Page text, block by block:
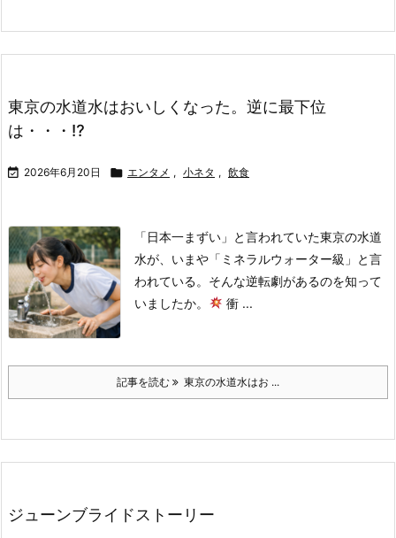
東京の水道水はおいしくなった。逆に最下位
は・・・⁉
 2026年6月20日  エンタメ , 小ネタ , 飲食
「日本一まずい」と言われていた東京の水道
水が、いまや「ミネラルウォーター級」と言
われている。 そんな逆転劇があるのを知って
いましたか。
衝 ...
記事を読む 東京の水道水はお ...
ジューンブライドストーリー